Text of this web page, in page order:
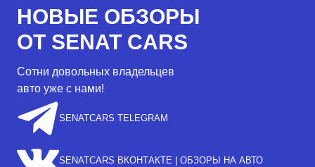
НОВЫЕ ОБЗОРЫ
ОТ SENAT CARS
Сотни довольных владельцев
авто уже с нами!
SENATCARS TELEGRAM
SENATCARS ВКОНТАКТЕ | ОБЗОРЫ НА АВТО